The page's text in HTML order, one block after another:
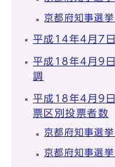
京都府知事選
平成14年4月7
平成18年4月9
調
平成18年4月9
票区別投票者数
京都府知事選
京都府知事選